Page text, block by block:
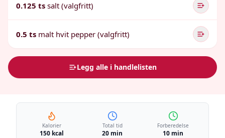
0.125 ts salt (valgfritt)
0.5 ts malt hvit pepper (valgfritt)
Legg alle i handlelisten
Kalorier
150 kcal
Total tid
20 min
Forberedelse
10 min